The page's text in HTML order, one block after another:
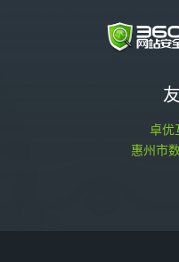
卓优
惠州市